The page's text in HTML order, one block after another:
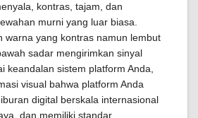
kontras, tajam, dan
murni yang luar biasa.
warna yang kontras namun lembut
sadar mengirimkan sinyal
keandalan sistem platform Anda,
visual bahwa platform Anda
digital berskala internasional
dan memiliki standar